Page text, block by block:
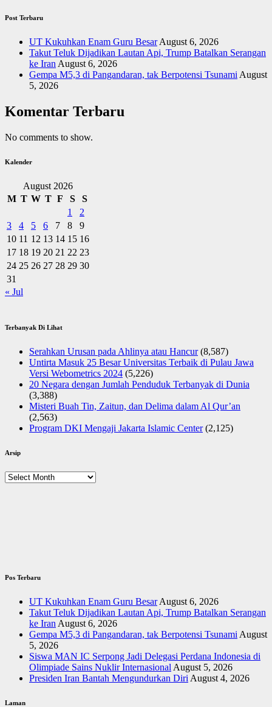
Post Terbaru
UT Kukuhkan Enam Guru Besar August 6, 2026
Takut Teluk Dijadikan Lautan Api, Trump Batalkan Serangan
ke Iran August 6, 2026
Gempa M5,3 di Pangandaran, tak Berpotensi Tsunami August
5, 2026
Komentar Terbaru
No comments to show.
Kalender
August 2026
M T W T F S
S
1
2
3
4 5 6 7 8
9
10 11 12 13 14 15 16
17 18 19 20 21 22 23
24 25 26 27 28 29 30
31
« Jul
Terbanyak Di Lihat
Serahkan Urusan pada Ahlinya atau Hancur (8,587)
Untirta Masuk 25 Besar Universitas Terbaik di Pulau Jawa
Versi Webometrics 2024 (5,226)
20 Negara dengan Jumlah Penduduk Terbanyak di Dunia
(3,388)
Misteri Buah Tin, Zaitun, dan Delima dalam Al Qur’an
(2,563)
Program DKI Mengaji Jakarta Islamic Center (2,125)
Arsip
Arsip
Pos Terbaru
UT Kukuhkan Enam Guru Besar August 6, 2026
Takut Teluk Dijadikan Lautan Api, Trump Batalkan Serangan
ke Iran August 6, 2026
Gempa M5,3 di Pangandaran, tak Berpotensi Tsunami August
5, 2026
Siswa MAN IC Serpong Jadi Delegasi Perdana Indonesia di
Olimpiade Sains Nuklir Internasional August 5, 2026
Presiden Iran Bantah Mengundurkan Diri August 4, 2026
Laman